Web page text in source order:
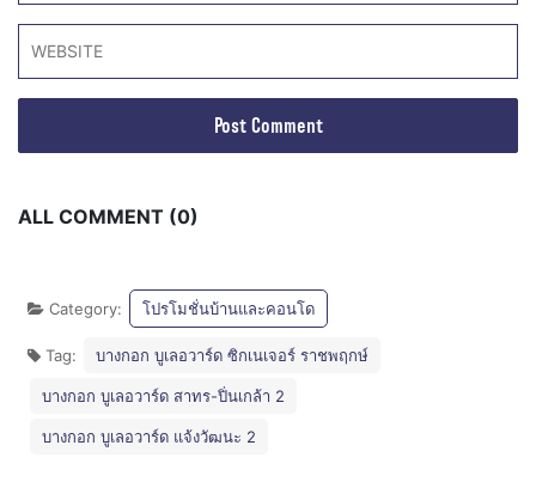
ALL COMMENT (0)
Category: โปรโมชั่นบ้านและคอนโด
Tag: บางกอก บูเลอวาร์ด ซิกเนเจอร์ ราชพฤกษ์
บางกอก บูเลอวาร์ด สาทร-ปิ่นเกล้า 2
บางกอก บูเลอวาร์ด แจ้งวัฒนะ 2